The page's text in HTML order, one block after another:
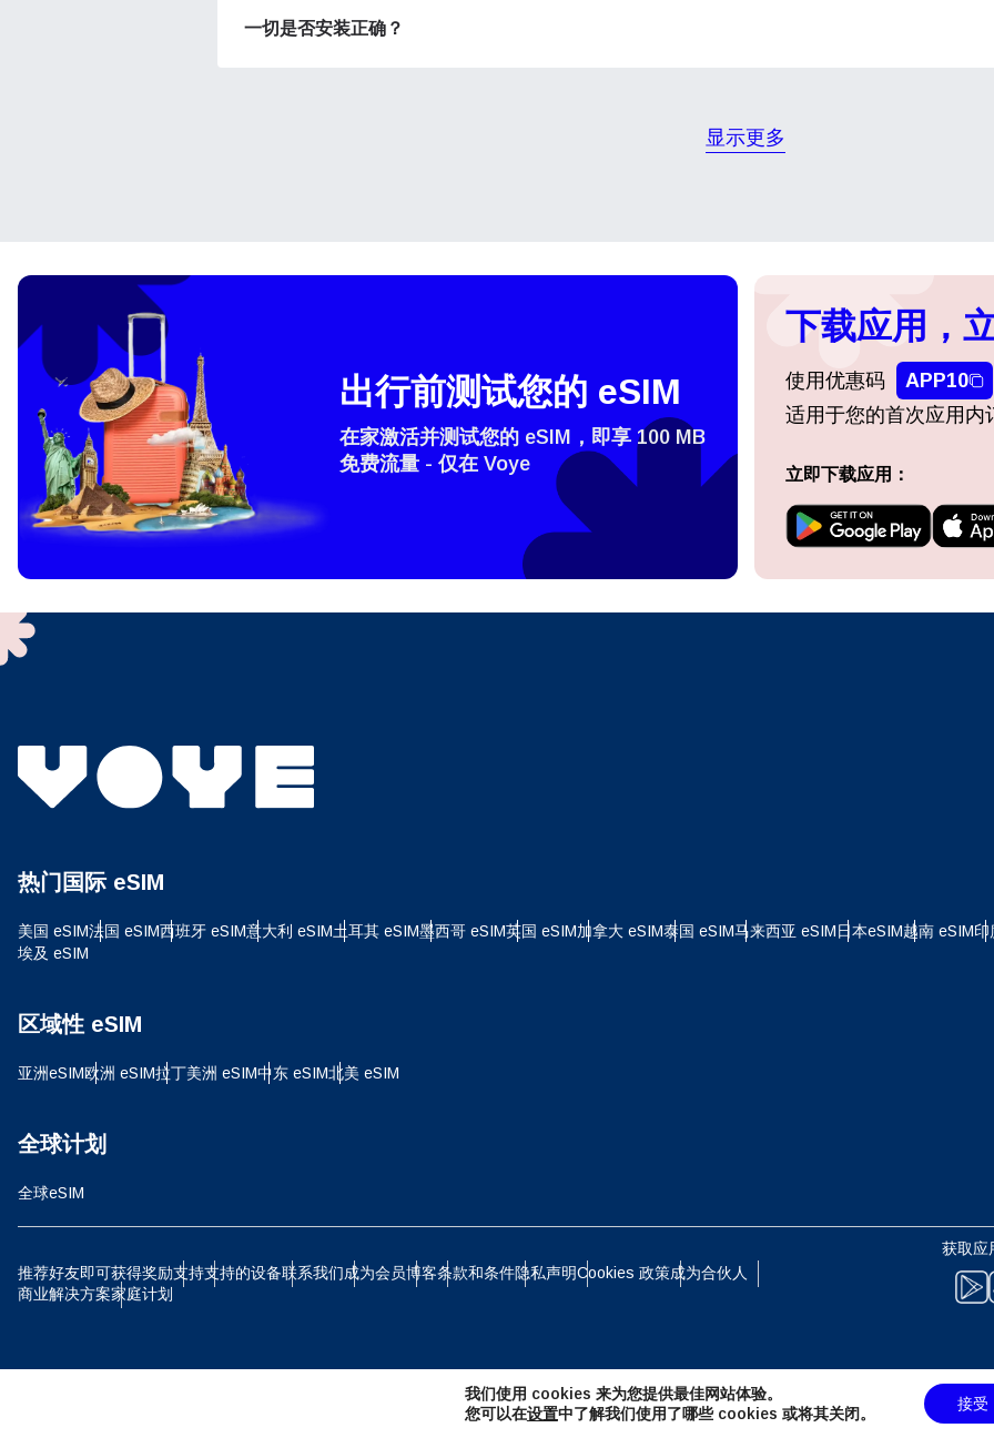
一切是否安装正确？
显示更多
出行前测试您的 eSIM
在家激活并测试您的 eSIM，即享 100 MB
免费流量 - 仅在 Voye
下载应用，
使用优惠码
APP10
适用于您的首次应用内
立即下载应用：
热门国际 eSIM
美国 eSIM法国 eSIM西班牙 eSIM意大利 eSIM土耳其 eSIM墨西哥 eSIM英国 eSIM加拿大 eSIM泰国 eSIM马来西亚 eSIM日本eSIM越南 eSIM印
埃及 eSIM
区域性 eSIM
亚洲eSIM欧洲 eSIM拉丁美洲 eSIM中东 eSIM北美 eSIM
全球计划
全球eSIM
推荐好友即可获得奖励支持支持的设备联系我们成为会员博客条款和条件隐私声明Cookies 政策成为合伙人
商业解决方案家庭计划
获取应
English
Deutsch Français
العربية
KRW - 南非兰特 (R)
SGD - 新加坡元（S$） TWD - 新台币
EUR - 欧元
或使用电子邮件继续
我们使用 cookies 来为您提供最佳网站体验。
您可以在设置中了解我们使用了哪些 cookies 或将其关闭。
接受